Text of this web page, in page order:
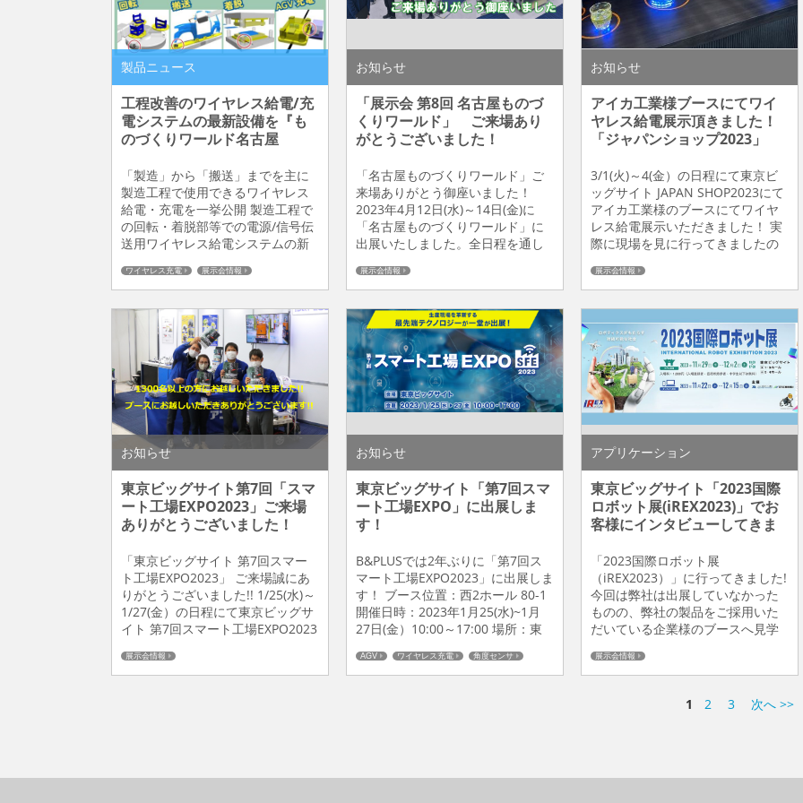
製品ニュース
工程改善のワイヤレス給電/充
電システムの最新設備を『も
のづくりワールド名古屋
「製造」から「搬送」までを主に
製造工程で使用できるワイヤレス
給電・充電を一挙公開 製造工程で
の回転・着脱部等での電源/信号伝
送用ワイヤレス給電システムの新
テリーワイヤレス充電システムの
新商品周辺装置関連の展示を致し
ます。 皆様のご来場をお待ちして
おります！ ものづくりワールド名
古屋2024 会期：2024年4月10日
(水)〜12日(金) 10:00～17:00 ...
ワイヤレス充電
展示会情報
お知らせ
「展示会 第8回 名古屋ものづ
くりワールド」 ご来場あり
がとうございました！
「名古屋ものづくりワールド」ご
来場ありがとう御座いました！
2023年4月12日(水)～14日(金)に
「名古屋ものづくりワールド」に
出展いたしました。全日程を通し
ースへお越し頂きました！誠にあ
りがとう御座いました！ 協働運搬
ロボットを使った「ワイヤレス充
電システムRCSシリーズ」のデモ
を実施！ 当日の目玉はDoog社 協
働運搬ロボット サウザーを使用し
たワイヤレ...
展示会情報
お知らせ
アイカ工業様ブースにてワイ
ヤレス給電展示頂きました！
「ジャパンショップ2023」
3/1(火)～4(金）の日程にて東京ビ
ッグサイト JAPAN SHOP2023にて
アイカ工業様のブースにてワイヤ
レス給電展示いただきました！ 実
際に現場を見に行ってきましたの
す！ ★バーカウンターをイメージ
したワイヤレス給電カウンター と
てもおしゃれです！人を引き付け
る空間を考え、デザイン性にこだ
わった作りになっております。カ
ウンターの丸部分にコップなどの
食器を置くとL...
展示会情報
お知らせ
東京ビッグサイト第7回「スマ
ート工場EXPO2023」ご来場
ありがとうございました！
「東京ビッグサイト 第7回スマー
ト工場EXPO2023」 ご来場誠にあ
りがとうございました!! 1/25(水)～
1/27(金）の日程にて東京ビッグサ
イト 第7回スマート工場EXPO2023
催日1/25の前日は極寒、降雪の地
域も多くあいにくの天気でした
展示会情報
お知らせ
東京ビッグサイト「第7回スマ
ート工場EXPO」に出展しま
す！
B&PLUSでは2年ぶりに「第7回ス
マート工場EXPO2023」に出展しま
す！ ブース位置：西2ホール 80-1
開催日時：2023年1月25(水)~1月
27日(金）10:00～17:00 場所：東
容の見どころをご紹介いたします!
①B&PLUSはワイヤレス給電の専業
AGV ワイヤレス充電
角度センサ
アプリケーション
東京ビッグサイト「2023国際
ロボット展(iREX2023)」でお
客様にインタビューしてきま
「2023国際ロボット展
（iREX2023）」に行ってきました!
今回は弊社は出展していなかった
ものの、弊社の製品をご採用いた
だいている企業様のブースへ見学
だきました企業様のブースのご紹
介をさせて頂きます。 まずは新製
品の充電製品、リモート製品を展
示いただきましたヤマハ発動機
ー...
展示会情報
1 2 3 次へ >>